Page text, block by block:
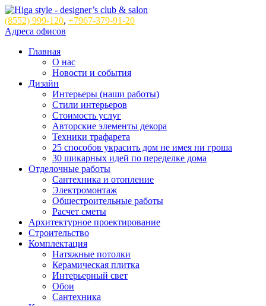
(8552) 999-120, +7967-379-91-20
Адреса офисов
Главная
О нас
Новости и события
Дизайн
Интерьеры (наши работы)
Стили интерьеров
Стоимость услуг
Авторские элементы декора
Техники трафарета
25 способов украсить дом не имея ни гроша
30 шикарных идей по переделке дома
Отделочные работы
Сантехника и отопление
Электромонтаж
Общестроительные работы
Расчет сметы
Архитектурное проектирование
Строительство
Комплектация
Натяжные потолки
Керамическая плитка
Интерьерный свет
Обои
Сантехника